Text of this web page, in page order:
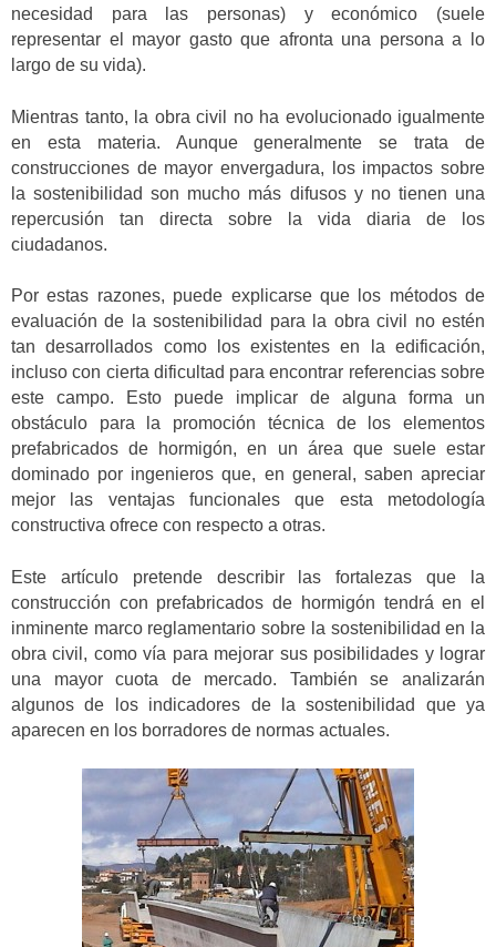
necesidad para las personas) y económico (suele
representar el mayor gasto que afronta una persona a lo
largo de su vida).
Mientras tanto, la obra civil no ha evolucionado igualmente
en esta materia. Aunque generalmente se trata de
construcciones de mayor envergadura, los impactos sobre
la sostenibilidad son mucho más difusos y no tienen una
repercusión tan directa sobre la vida diaria de los
ciudadanos.
Por estas razones, puede explicarse que los métodos de
evaluación de la sostenibilidad para la obra civil no estén
tan desarrollados como los existentes en la edificación,
incluso con cierta dificultad para encontrar referencias sobre
este campo. Esto puede implicar de alguna forma un
obstáculo para la promoción técnica de los elementos
prefabricados de hormigón, en un área que suele estar
dominado por ingenieros que, en general, saben apreciar
mejor las ventajas funcionales que esta metodología
constructiva ofrece con respecto a otras.
Este artículo pretende describir las fortalezas que la
construcción con prefabricados de hormigón tendrá en el
inminente marco reglamentario sobre la sostenibilidad en la
obra civil, como vía para mejorar sus posibilidades y lograr
una mayor cuota de mercado. También se analizarán
algunos de los indicadores de la sostenibilidad que ya
aparecen en los borradores de normas actuales.